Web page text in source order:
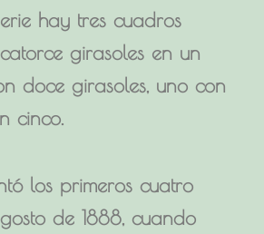
hay tres cuadros
girasoles en un
doce girasoles, uno con
cinco.
los primeros cuatro
de 1888, cuando